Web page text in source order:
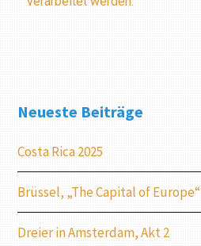
Neueste Beiträge
Costa Rica 2025
Brüssel, „The Capital of Europe“
Dreier in Amsterdam, Akt 2